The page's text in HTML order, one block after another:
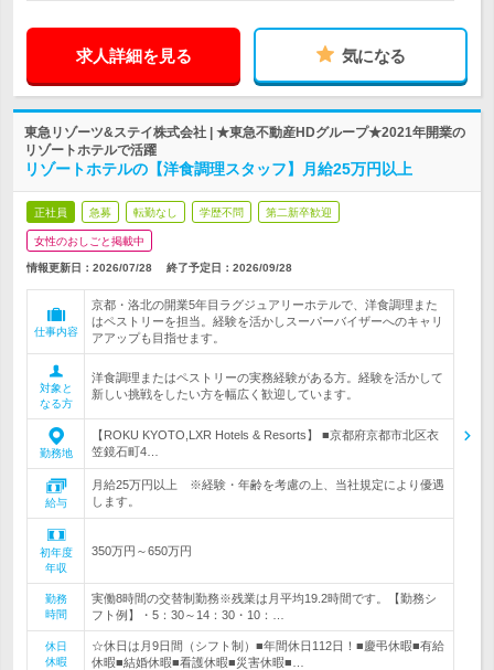
求人詳細を見る 気になる
東急リゾーツ&ステイ株式会社 | ★東急不動産HDグループ★2021年開業の
リゾートホテルで活躍
リゾートホテルの【洋食調理スタッフ】月給25万円以上
正社員 急募 転勤なし 学歴不問 第二新卒歓迎
女性のおしごと掲載中
情報更新日：2026/07/28 終了予定日： 2026/09/28
仕事内容
京都・洛北の開業5年目ラグジュアリーホテルで、洋食調理また
はペストリーを担当。経験を活かしスーパーバイザーへのキャリ
アアップも目指せます。
対象と
なる方
洋食調理またはペストリーの実務経験がある方。経験を活かして
新しい挑戦をしたい方を幅広く歓迎しています。
勤務地
【ROKU KYOTO,LXR Hotels & Resorts】 ■京都府京都市北区衣
笠鏡石町4…
給与
月給25万円以上 ※経験・年齢を考慮の上、当社規定により優遇
します。
初年度
年収
350万円～650万円
勤務
時間
実働8時間の交替制勤務※残業は月平均19.2時間です。【勤務シ
フト例】・5：30～14：30・10：…
休日
休暇
☆休日は月9日間（シフト制）■年間休日112日！■慶弔休暇■有給
休暇■結婚休暇■看護休暇■災害休暇■…